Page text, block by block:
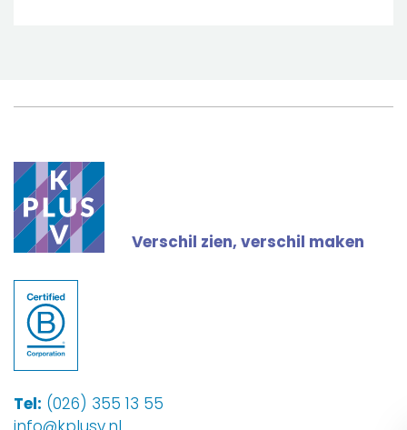
Verschil zien, verschil maken
Tel: (026) 355 13 55